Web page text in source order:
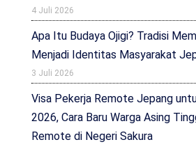
4 Juli 2026
Apa Itu Budaya Ojigi? Tradisi
Menjadi Identitas Masyarakat
3 Juli 2026
Visa Pekerja Remote Jepang
2026, Cara Baru Warga Asing
Remote di Negeri Sakura